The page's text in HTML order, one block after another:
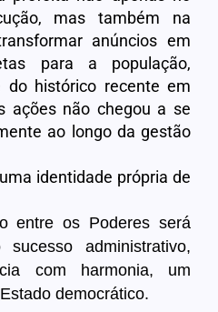
mas também na
anúncios em
para a população,
do histórico recente em
ações não chegou a se
ao longo da gestão
identidade própria de
entre os Poderes será
administrativo,
com harmonia, um
democrático.